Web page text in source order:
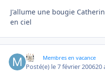
J'allume une bougie
en ciel
MJ Membres en vacance
Posté(e) le 7 février 200620